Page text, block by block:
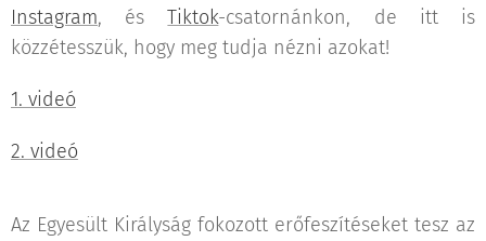
Instagram, ésTiktok-csatornánkon, de itt is
közzétesszük, hogy meg tudja nézni azokat!
1. videó
2. videó
Az Egyesült Királyság fokozott erőfeszítéseket tesz az